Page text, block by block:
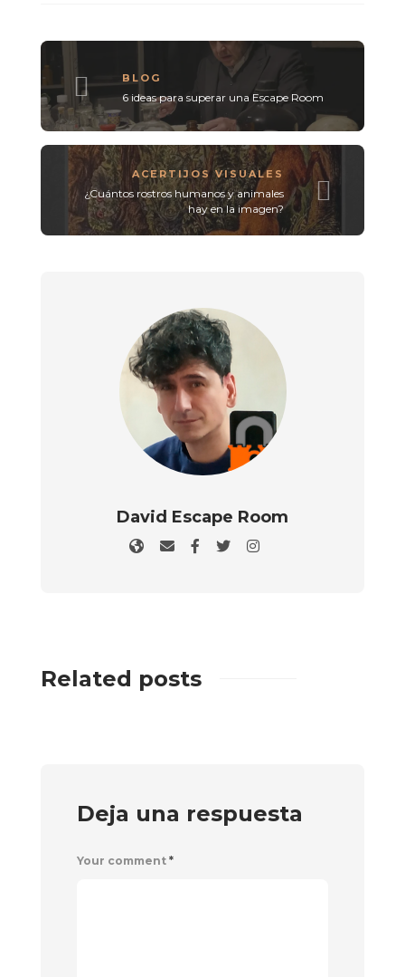
BLOG
6 ideas para superar una Escape Room
ACERTIJOS VISUALES
¿Cuántos rostros humanos y animales
hay en la imagen?
David Escape Room
Related posts
Deja una respuesta
Your comment *